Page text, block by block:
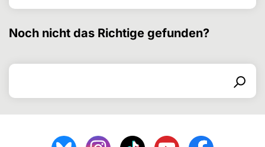
Noch nicht das Richtige gefunden?
Search for
Search